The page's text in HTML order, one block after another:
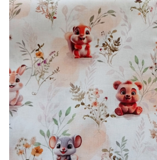
Tecidos infantis – esquilos